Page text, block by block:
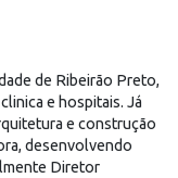
de Ribeirão Preto,
e hospitais. Já
e construção
desenvolvendo
Diretor